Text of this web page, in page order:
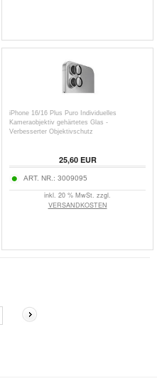
iPhone 16/16 Plus Puro Individuelles
Kameraobjektiv gehärtetes Glas -
Verbesserter Objektivschutz
25,60EUR
ART. NR.: 3009095
inkl. 20 % MwSt. zzgl.
VERSANDKOSTEN